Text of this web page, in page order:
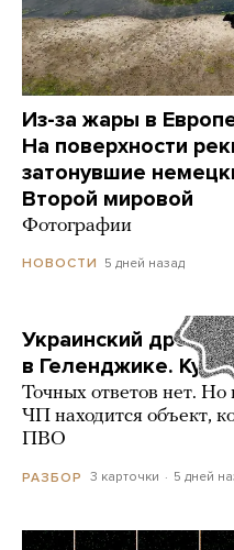
Из-за жары в
На поверхности
затонувшие
Второй мировой
Фотографии
НОВОСТИ 5 дней назад
Украинский дрон
в Геленджике. Куда
Точных ответов нет. Но
ЧП находится объект,
ПВО
РАЗБОР 3 карточки 5 дней